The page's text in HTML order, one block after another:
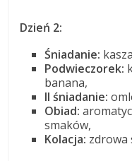
Dzień 2:
Śniadanie:
Podwieczorek:
banana,
II śniadanie:
Obiad:
smaków,
Kolacja: zdrowa